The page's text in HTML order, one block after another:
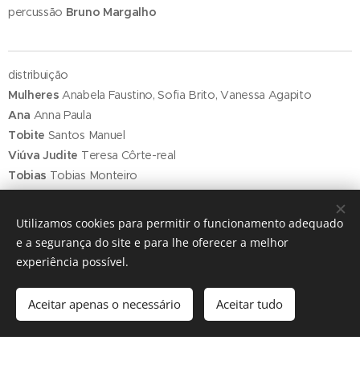
percussão Bruno Margalho
distribuição
Mulheres Anabela Faustino, Sofia Brito, Vanessa Agapito
Ana Anna Paula
Tobite Santos Manuel
Viúva Judite Teresa Côrte-real
Tobias Tobias Monteiro
Agapito, Vasco Campos
Mãe do jovem morto
Sara
Edna
Fernanda Neves
GabaelAntónio Marques (depois Luiz Rizo)
Utilizamos cookies para permitir o funcionamento adequado
e a segurança do site e para lhe oferecer a melhor
experiência possível.
Aceitar apenas o necessário Aceitar tudo